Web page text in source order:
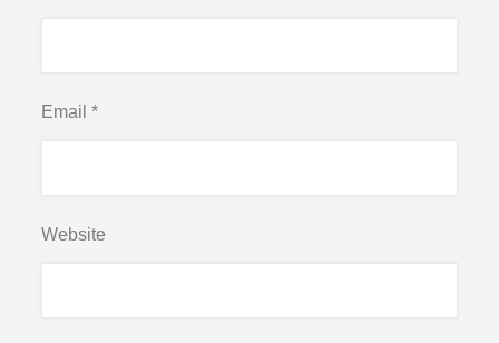
Email*
Website